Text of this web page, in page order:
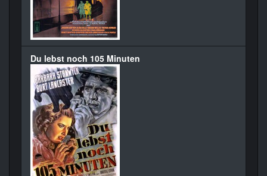
Du lebst noch 105 Minuten